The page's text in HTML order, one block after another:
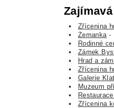
Zřícenina
Zemanka -
Rodinné
Zámek
Hrad a
Zřícenina
Galerie
Muzeum
Zřícenina